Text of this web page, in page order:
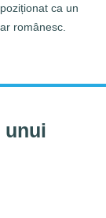
ca un
românesc.
unui